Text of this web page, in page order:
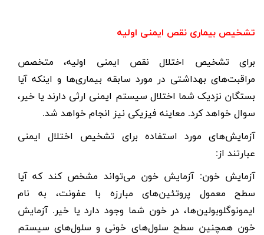
تشخیص بیماری نقص ایمنی اولیه
برای تشخیص اختلال نقص ایمنی اولیه، متخصص
مراقبت‌های بهداشتی در مورد سابقه بیماری‌ها و اینکه آیا
بستگان نزدیک شما اختلال سیستم ایمنی ارثی دارند یا خیر،
سوال خواهد کرد. معاینه فیزیکی نیز انجام خواهد شد.
آزمایش‌های مورد استفاده برای تشخیص اختلال ایمنی
عبارتند از:
آزمایش خون: آزمایش خون می‌تواند مشخص کند که آیا
سطح معمول پروتئین‌های مبارزه با عفونت، به نام
ایمونوگلوبولین‌ها، در خون شما وجود دارد یا خیر. آزمایش
خون همچنین سطح سلول‌های خونی و سلول‌های سیستم